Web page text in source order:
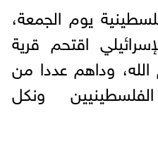
يوم الجمعة،
اقتحم قرية
وداهم عددا من
ونكل